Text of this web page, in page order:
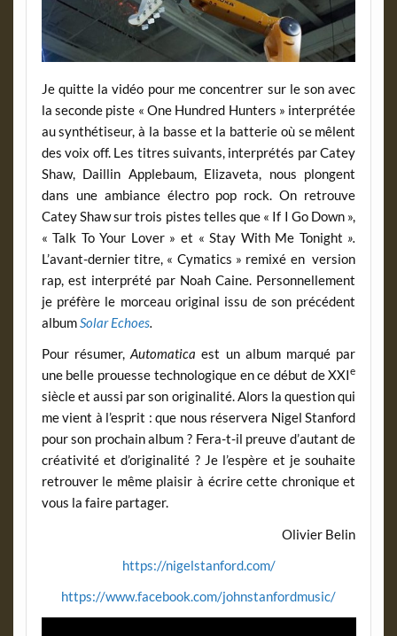
Je quitte la vidéo pour me concentrer sur le son avec
la seconde piste « One Hundred Hunters » interprétée
au synthétiseur, à la basse et la batterie où se mêlent
des voix off. Les titres suivants, interprétés par Catey
Shaw, Daillin Applebaum, Elizaveta, nous plongent
dans une ambiance électro pop rock. On retrouve
Catey Shaw sur trois pistes telles que « If I Go Down »,
« Talk To Your Lover » et « Stay With Me Tonight ».
L’avant-dernier titre, « Cymatics » remixé en version
rap, est interprété par Noah Caine. Personnellement
je préfère le morceau original issu de son précédent
albumSolar Echoes.
Pour résumer,Automaticaest un album marqué par
une belle prouesse technologique en ce début de XXIe
siècle et aussi par son originalité. Alors la question qui
me vient à l’esprit : que nous réservera Nigel Stanford
pour son prochain album ? Fera-t-il preuve d’autant de
créativité et d’originalité ? Je l’espère et je souhaite
retrouver le même plaisir à écrire cette chronique et
vous la faire partager.
Olivier Belin
https://nigelstanford.com/
https://www.facebook.com/johnstanfordmusic/